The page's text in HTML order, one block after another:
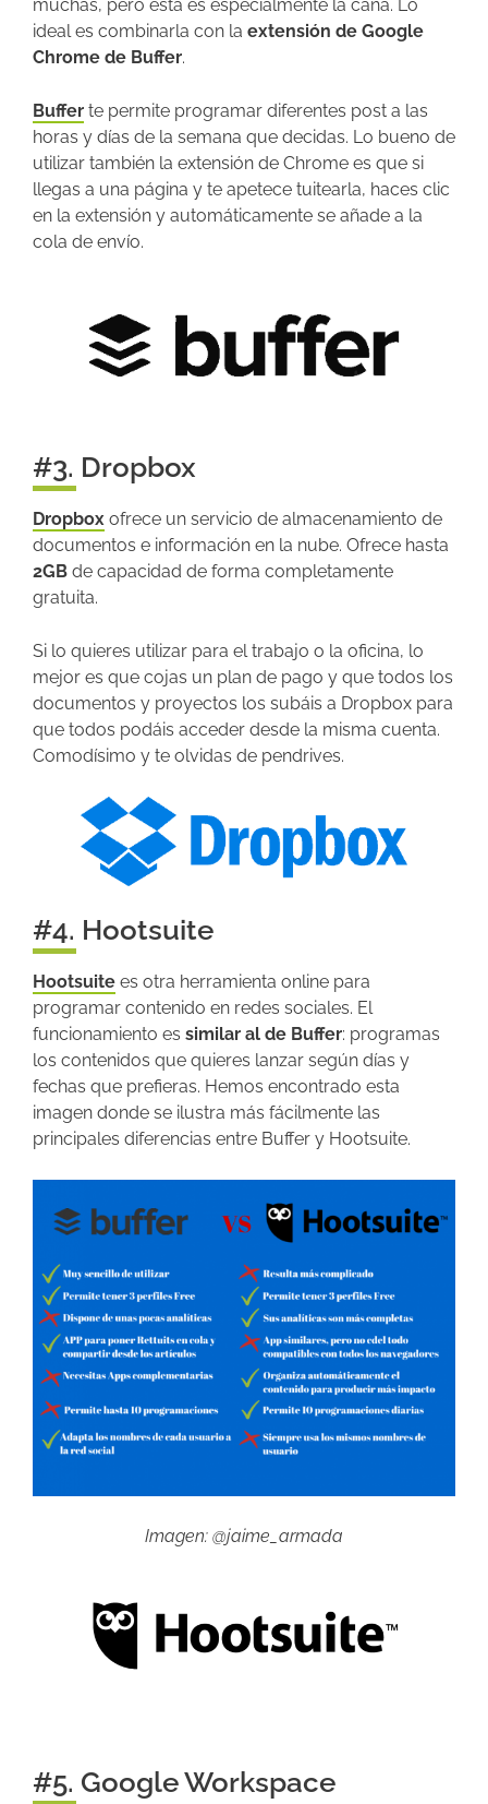
muchas, pero esta es especialmente la caña. Lo
ideal es combinarla con la extensión de Google
Chrome de Buffer.
Buffer te permite programar diferentes post a las
horas y días de la semana que decidas. Lo bueno de
utilizar también la extensión de Chrome es que si
llegas a una página y te apetece tuitearla, haces clic
en la extensión y automáticamente se añade a la
cola de envío.
#3. Dropbox
Dropbox ofrece un servicio de almacenamiento de
documentos e información en la nube. Ofrece hasta
2GB de capacidad de forma completamente
gratuita.
Si lo quieres utilizar para el trabajo o la oficina, lo
mejor es que cojas un plan de pago y que todos los
documentos y proyectos los subáis a Dropbox para
que todos podáis acceder desde la misma cuenta.
Comodísimo y te olvidas de pendrives.
#4. Hootsuite
Hootsuite es otra herramienta online para
programar contenido en redes sociales. El
funcionamiento es similar al de Buffer: programas
los contenidos que quieres lanzar según días y
fechas que prefieras. Hemos encontrado esta
imagen donde se ilustra más fácilmente las
principales diferencias entre Buffer y Hootsuite.
Imagen: @jaime_armada
#5. Google Workspace